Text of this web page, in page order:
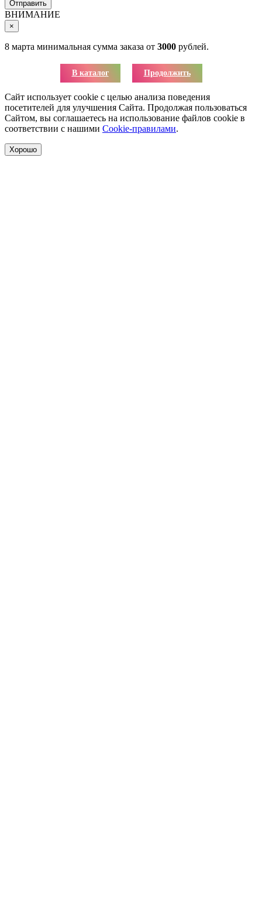
ВНИМАНИЕ
×
8 марта минимальная сумма заказа от 3000 рублей.
В каталог Продолжить
Сайт использует cookie с целью анализа поведения
посетителей для улучшения Сайта. Продолжая пользоваться
Сайтом, вы соглашаетесь на использование файлов cookie в
соответствии с нашими Cookie-правилами.
Хорошо